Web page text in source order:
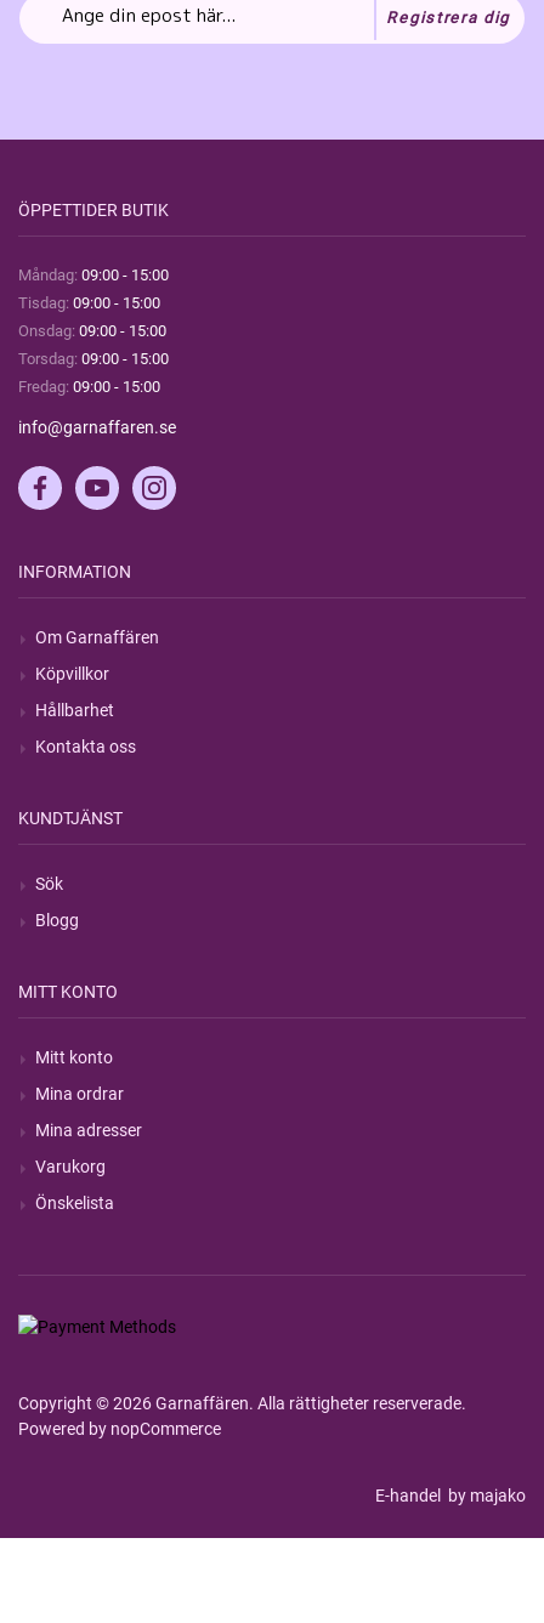
Registrera dig
ÖPPETTIDER BUTIK
Måndag: 09:00 - 15:00
Tisdag: 09:00 - 15:00
Onsdag: 09:00 - 15:00
Torsdag: 09:00 - 15:00
Fredag: 09:00 - 15:00
info@garnaffaren.se
INFORMATION
Om Garnaffären
Köpvillkor
Hållbarhet
Kontakta oss
KUNDTJÄNST
Sök
Blogg
MITT KONTO
Mitt konto
Mina ordrar
Mina adresser
Varukorg
Önskelista
Copyright © 2026 Garnaffären. Alla rättigheter reserverade.
Powered by nopCommerce
E-handel by majako